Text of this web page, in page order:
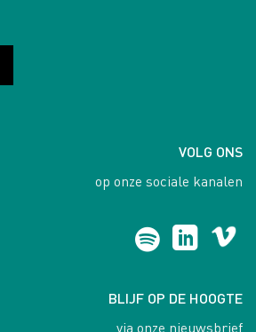
VOLG ONS
op onze sociale kanalen
BLIJF OP DE HOOGTE
via onze nieuwsbrief